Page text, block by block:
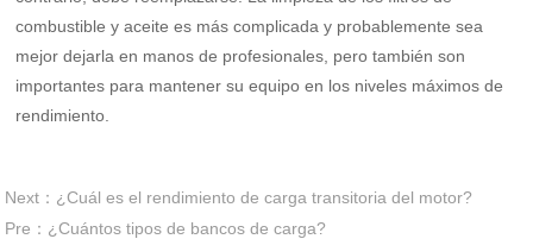
combustible y aceite es más complicada y probablemente sea
mejor dejarla en manos de profesionales, pero también son
importantes para mantener su equipo en los niveles máximos de
rendimiento.
Next：¿Cuál es el rendimiento de carga transitoria del motor?
Pre：¿Cuántos tipos de bancos de carga?